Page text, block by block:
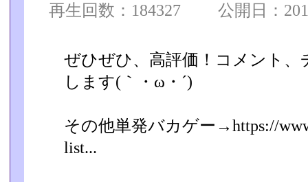
再生回数：184327 公開日：
ぜひぜひ、高評価！コメント
します(｀・ω・´)
その他単発バカゲー→https://
list...